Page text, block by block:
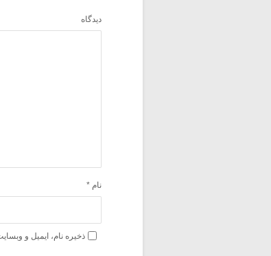
دیدگاه
نام *
ذخیره نام، ایمیل و